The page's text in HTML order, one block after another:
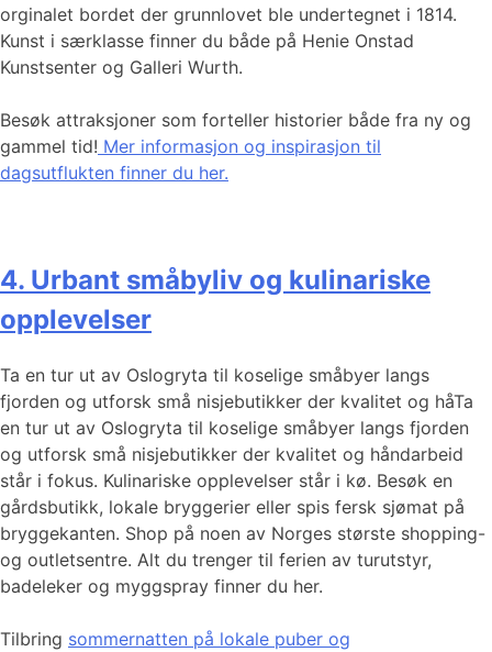
orginalet bordet der grunnlovet ble undertegnet i 1814.
Kunst i særklasse finner du både på Henie Onstad
Kunstsenter og Galleri Wurth.
Besøk attraksjoner som forteller historier både fra ny og
gammel tid! Mer informasjon og inspirasjon til
dagsutflukten finner du her.
4. Urbant småbyliv og kulinariske
opplevelser
Ta en tur ut av Oslogryta til koselige småbyer langs
fjorden og utforsk små nisjebutikker der kvalitet og håTa
en tur ut av Oslogryta til koselige småbyer langs fjorden
og utforsk små nisjebutikker der kvalitet og håndarbeid
står i fokus. Kulinariske opplevelser står i kø. Besøk en
gårdsbutikk, lokale bryggerier eller spis fersk sjømat på
bryggekanten. Shop på noen av Norges største shopping-
og outletsentre. Alt du trenger til ferien av turutstyr,
badeleker og myggspray finner du her.
Tilbring sommernatten på lokale puber og